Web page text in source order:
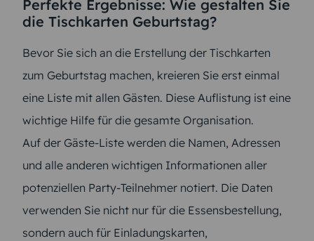
Perfekte Ergebnisse: Wie gestalten Sie
die Tischkarten Geburtstag?
Bevor Sie sich an die Erstellung der Tischkarten
zum Geburtstag machen, kreieren Sie erst einmal
eine Liste mit allen Gästen. Diese Auflistung ist eine
wichtige Hilfe für die gesamte Organisation.
Auf der Gäste-Liste werden die Namen, Adressen
und alle anderen wichtigen Informationen aller
potenziellen Party-Teilnehmer notiert. Die Daten
verwenden Sie nicht nur für die Essensbestellung,
sondern auch für Einladungskarten,